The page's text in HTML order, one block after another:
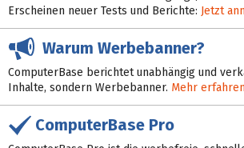
Erscheinen neuer Tests und Berichte: Jetzt
Warum Werbebanner?
ComputerBase berichtet unabhängig und
Inhalte, sondern Werbebanner. Mehr
ComputerBase Pro